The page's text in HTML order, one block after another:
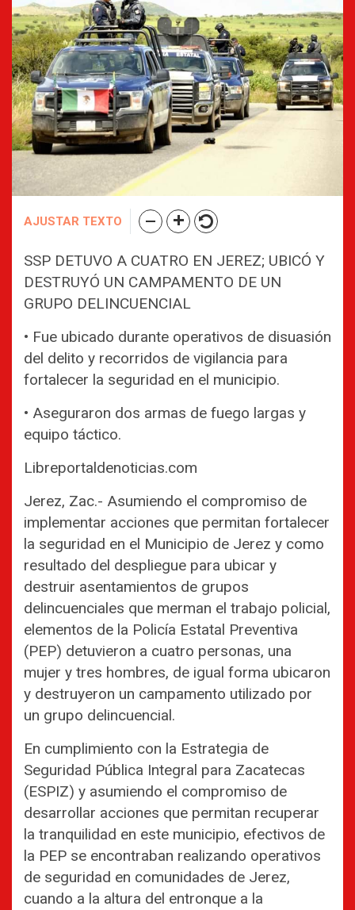
AJUSTAR TEXTO
SSP DETUVO A CUATRO EN JEREZ; UBICÓ Y
DESTRUYÓ UN CAMPAMENTO DE UN
GRUPO DELINCUENCIAL
• Fue ubicado durante operativos de disuasión
del delito y recorridos de vigilancia para
fortalecer la seguridad en el municipio.
• Aseguraron dos armas de fuego largas y
equipo táctico.
Libreportaldenoticias.com
Jerez, Zac.- Asumiendo el compromiso de
implementar acciones que permitan fortalecer
la seguridad en el Municipio de Jerez y como
resultado del despliegue para ubicar y
destruir asentamientos de grupos
delincuenciales que merman el trabajo policial,
elementos de la Policía Estatal Preventiva
(PEP) detuvieron a cuatro personas, una
mujer y tres hombres, de igual forma ubicaron
y destruyeron un campamento utilizado por
un grupo delincuencial.
En cumplimiento con la Estrategia de
Seguridad Pública Integral para Zacatecas
(ESPIZ) y asumiendo el compromiso de
desarrollar acciones que permitan recuperar
la tranquilidad en este municipio, efectivos de
la PEP se encontraban realizando operativos
de seguridad en comunidades de Jerez,
cuando a la altura del entronque a la